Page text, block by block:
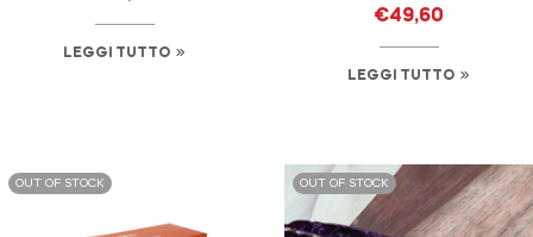
LEGGI TUTTO
€49,60
LEGGI TUTTO
OUT OF STOCK OUT OF STOCK